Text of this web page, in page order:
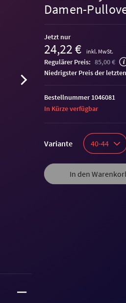
Damen-
Jetzt nur
24,22 € inkl. MwSt.
Regulärer Preis: 85,00 €
niedrigster Preis der
Variante 40-44
In den
Bestellnummer 1046081
In Kürze verfügbar